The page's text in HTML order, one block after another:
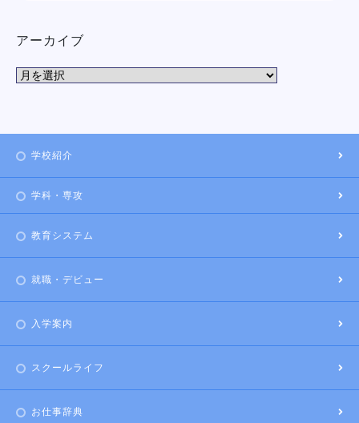
アーカイブ
学校紹介
学科・専攻
教育システム
就職・デビュー
入学案内
スクールライフ
お仕事辞典